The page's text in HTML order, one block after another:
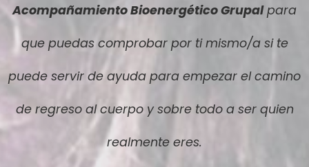
Acompañamiento Bioenergético Grupalpara
que puedas comprobar por ti mismo/a si te
puede servir de ayuda para empezar el camino
de regreso al cuerpo y sobre todo a ser quien
realmente eres.